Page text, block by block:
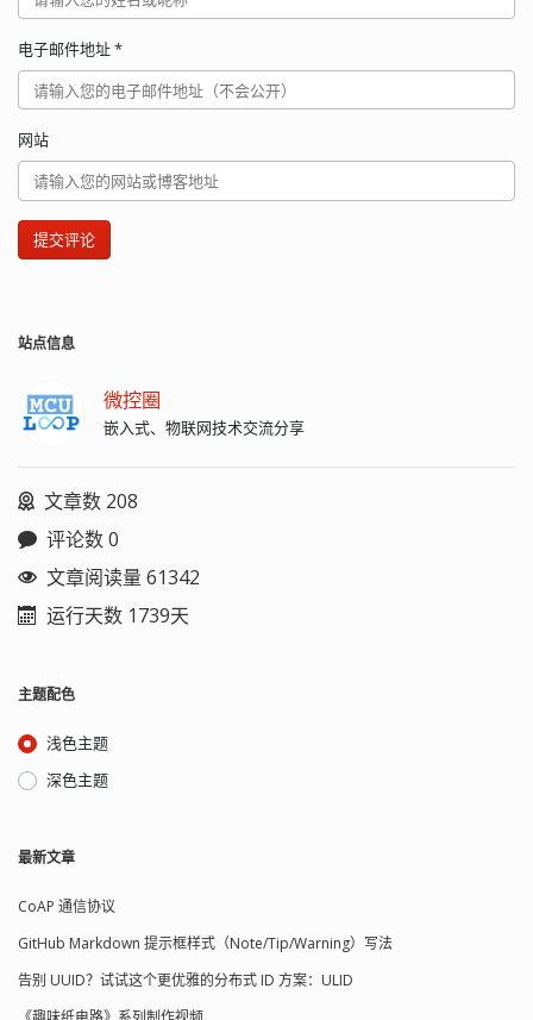
电子邮件地址*
网站
提交评论
站点信息
微控圈
嵌入式、物联网技术交流分享
文章数 208
评论数 0
文章阅读量 61342
运行天数 1739天
主题配色
浅色主题
深色主题
最新文章
CoAP 通信协议
GitHub Markdown 提示框样式（Note/Tip/Warning）写法
告别 UUID？试试这个更优雅的分布式 ID 方案：ULID